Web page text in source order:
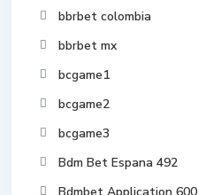
bbrbet colombia
bbrbet mx
bcgame1
bcgame2
bcgame3
Bdm Bet Espana 492